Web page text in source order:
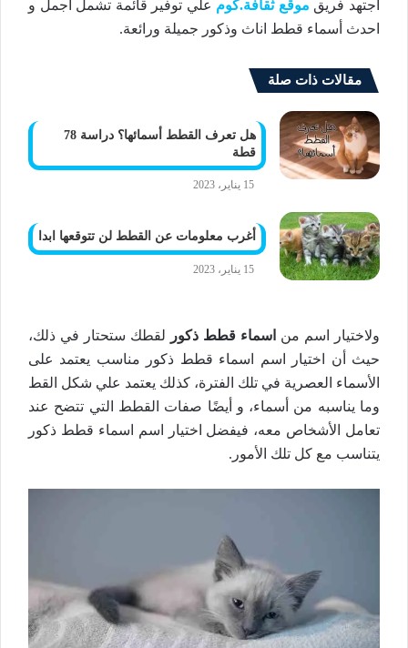
اجتهد فريق موقع ثقافة.كوم علي توفير قائمة تشمل اجمل و
احدث أسماء قطط اناث وذكور جميلة ورائعة.
مقالات ذات صلة
هل تعرف القطط أسمائها؟ دراسة 78
قطة
15 يناير، 2023
أغرب معلومات عن القطط لن تتوقعها ابدا
15 يناير، 2023
ولاختيار اسم من اسماء قطط ذكور
لقطك ستحتار في ذلك،
حيث أن اختيار اسم اسماء قطط ذكور مناسب يعتمد على
الأسماء العصرية في تلك الفترة، كذلك يعتمد علي شكل القط
وما يناسبه من أسماء، و أيضًا صفات القطط التي تتضح عند
تعامل الأشخاص معه، فيفضل اختيار اسم اسماء قطط ذكور
يتناسب مع كل تلك الأمور.